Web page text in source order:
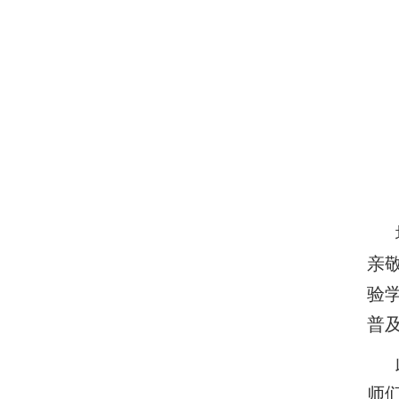
亲
验
普
师